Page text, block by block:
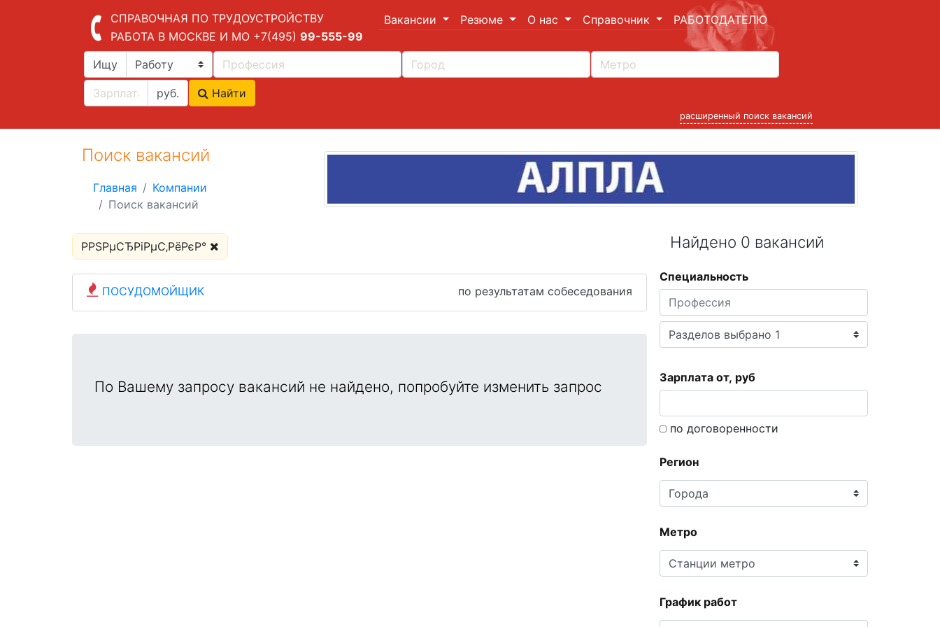
СПРАВОЧНАЯ ПО ТРУДОУСТРОЙСТВУ
РАБОТА В МОСКВЕ И МО +7(495) 99-555-99
Вакансии Резюме О нас Справочник РАБОТОДАТЕЛЮ
Ищу
руб. Найти
расширенный поиск вакансий
Поиск вакансий
Главная
Компании
Поиск вакансий
Р­РЅРµСЂРіРµС‚РёРєР°
ПОСУДОМОЙЩИК по результатам собеседования
По Вашему запросу вакансий не найдено, попробуйте изменить запрос
Найдено 0 вакансий
Специальность
Зарплата от, руб
по договоренности
Регион
Метро
График работ